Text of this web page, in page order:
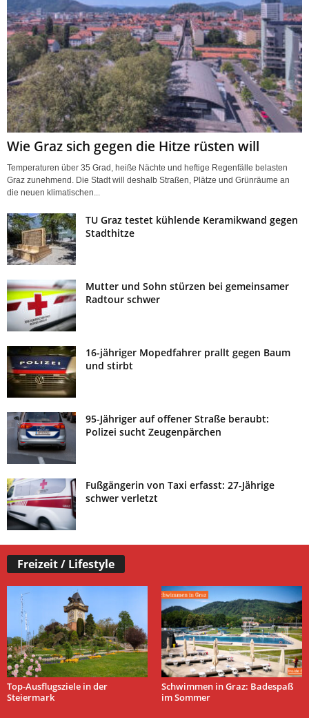
Wie Graz sich gegen die Hitze rüsten will
Temperaturen über 35 Grad, heiße Nächte und heftige Regenfälle belasten
Graz zunehmend. Die Stadt will deshalb Straßen, Plätze und Grünräume an
die neuen klimatischen...
TU Graz testet kühlende Keramikwand gegen
Stadthitze
Mutter und Sohn stürzen bei gemeinsamer
Radtour schwer
16-jähriger Mopedfahrer prallt gegen Baum
und stirbt
95-Jähriger auf offener Straße beraubt:
Polizei sucht Zeugenpärchen
Fußgängerin von Taxi erfasst: 27-Jährige
schwer verletzt
Freizeit / Lifestyle
Top-Ausflugsziele in der
Steiermark
Schwimmen in Graz: Badespaß
im Sommer